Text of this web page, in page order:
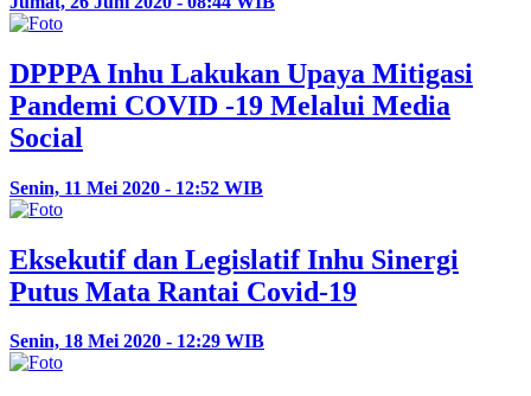
DPPPA Inhu Lakukan Upaya Mitigasi
Pandemi COVID -19 Melalui Media
Social
Senin, 11 Mei 2020 - 12:52 WIB
Eksekutif dan Legislatif Inhu Sinergi
Putus Mata Rantai Covid-19
Senin, 18 Mei 2020 - 12:29 WIB